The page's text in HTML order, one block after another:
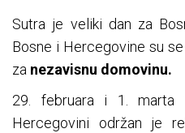
Sutra je veliki dan za
Bosne i Hercegovine su
za nezavisnu domovinu.
29. februara i 1. marta
Hercegovini održan je